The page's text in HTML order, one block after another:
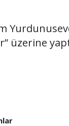
üzerine